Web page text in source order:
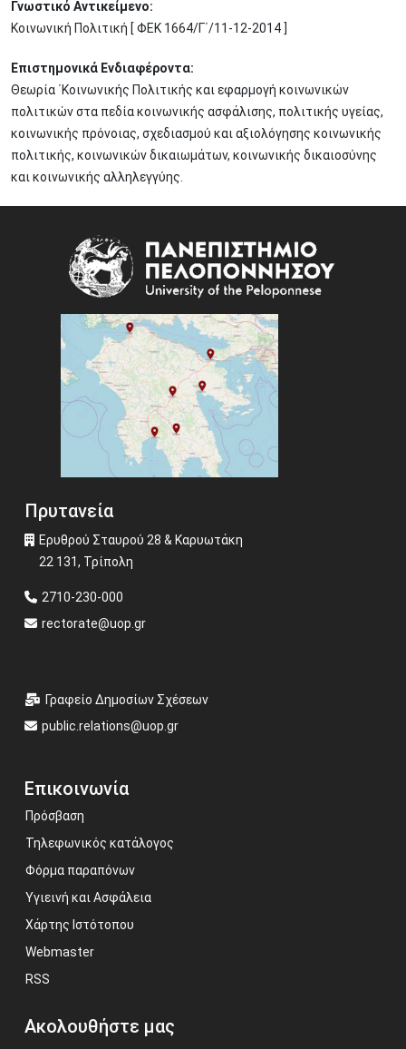
Γνωστικό Αντικείμενο:
Κοινωνική Πολιτική [ ΦΕΚ 1664/Γ΄/11-12-2014 ]
Επιστημονικά Ενδιαφέροντα:
Θεωρία ΄Κοινωνικής Πολιτικής και εφαρμογή κοινωνικών
πολιτικών στα πεδία κοινωνικής ασφάλισης, πολιτικής υγείας,
κοινωνικής πρόνοιας, σχεδιασμού και αξιολόγησης κοινωνικής
πολιτικής, κοινωνικών δικαιωμάτων, κοινωνικής δικαιοσύνης
και κοινωνικής αλληλεγγύης.
Πρυτανεία
Ερυθρού Σταυρού 28 & Καρυωτάκη
22 131, Τρίπολη
2710-230-000
rectorate@uop.gr
Γραφείο Δημοσίων Σχέσεων
public.relations@uop.gr
Επικοινωνία
Πρόσβαση
Τηλεφωνικός κατάλογος
Φόρμα παραπόνων
Υγιεινή και Ασφάλεια
Χάρτης Ιστότοπου
Webmaster
RSS
Ακολουθήστε μας